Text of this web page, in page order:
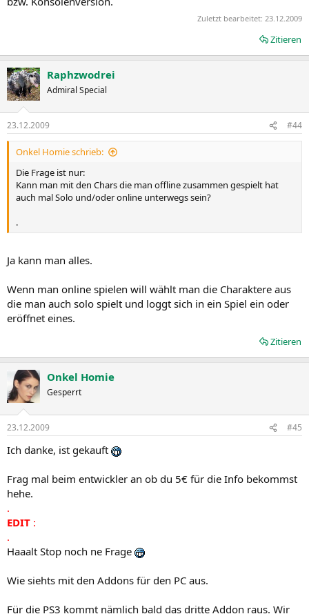
Zuletzt bearbeitet: 23.12.2009
Zitieren
Raphzwodrei
Admiral Special
23.12.2009 #44
Onkel Homie schrieb:
Die Frage ist nur:
Kann man mit den Chars die man offline zusammen gespielt hat
auch mal Solo und/oder online unterwegs sein?
.
Ja kann man alles.
Wenn man online spielen will wählt man die Charaktere aus
die man auch solo spielt und loggt sich in ein Spiel ein oder
eröffnet eines.
Zitieren
Onkel Homie
Gesperrt
23.12.2009 #45
Ich danke, ist gekauft
Frag mal beim entwickler an ob du 5€ für die Info bekommst
hehe.
.
EDIT :
.
Haaalt Stop noch ne Frage
Wie siehts mit den Addons für den PC aus.
Für die PS3 kommt nämlich bald das dritte Addon raus. Wir